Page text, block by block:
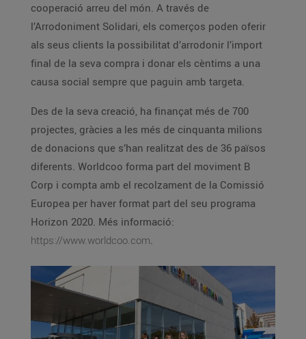
cooperació arreu del món. A través de
l’Arrodoniment Solidari, els comerços poden oferir
als seus clients la possibilitat d’arrodonir l’import
final de la seva compra i donar els cèntims a una
causa social sempre que paguin amb targeta.
Des de la seva creació, ha finançat més de 700
projectes, gràcies a les més de cinquanta milions
de donacions que s’han realitzat des de 36 països
diferents. Worldcoo forma part del moviment B
Corp i compta amb el recolzament de la Comissió
Europea per haver format part del seu programa
Horizon 2020. Més informació:
https://www.worldcoo.com.